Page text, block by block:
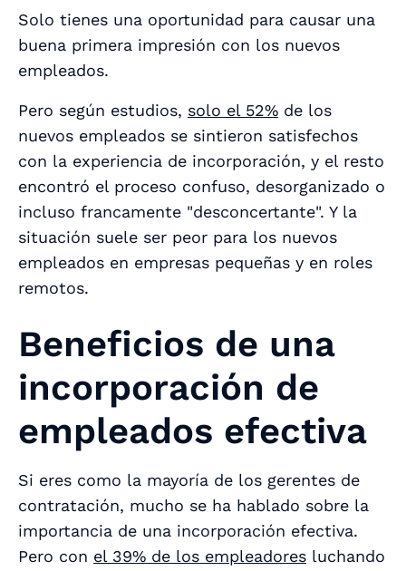
Solo tienes una oportunidad para causar una
buena primera impresión con los nuevos
empleados.
Pero según estudios, solo el 52% de los
nuevos empleados se sintieron satisfechos
con la experiencia de incorporación, y el resto
encontró el proceso confuso, desorganizado o
incluso francamente "desconcertante". Y la
situación suele ser peor para los nuevos
empleados en empresas pequeñas y en roles
remotos.
Beneficios de una
incorporación de
empleados efectiva
Si eres como la mayoría de los gerentes de
contratación, mucho se ha hablado sobre la
importancia de una incorporación efectiva.
Pero con el 39% de los empleadores luchando